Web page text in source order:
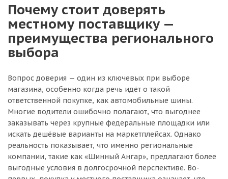
Почему стоит доверять
местному поставщику —
преимущества регионального
выбора
Вопрос доверия — один из ключевых при выборе
магазина, особенно когда речь идёт о такой
ответственной покупке, как автомобильные шины.
Многие водители ошибочно полагают, что выгоднее
заказывать через крупные федеральные площадки или
искать дешёвые варианты на маркетплейсах. Однако
реальность показывает, что именно региональные
компании, такие как «Шинный Ангар», предлагают более
выгодные условия в долгосрочной перспективе. Во-